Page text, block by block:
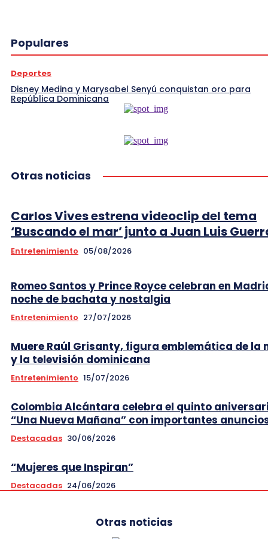
Populares
Deportes
Disney Medina y Marysabel Senyú conquistan oro para
República Dominicana
Otras noticias
Carlos Vives estrena videoclip del tema
‘Buscando el mar’ junto a Juan Luis
Entretenimiento 05/08/2026
Romeo Santos y Prince Royce celebran en
noche de bachata y nostalgia
Entretenimiento 27/07/2026
Muere Raúl Grisanty, figura emblemática de la
y la televisión dominicana
Entretenimiento 15/07/2026
Colombia Alcántara celebra el quinto
“Una Nueva Mañana” con importantes
Destacadas 30/06/2026
“Mujeres que Inspiran”
Destacadas 24/06/2026
Otras noticias